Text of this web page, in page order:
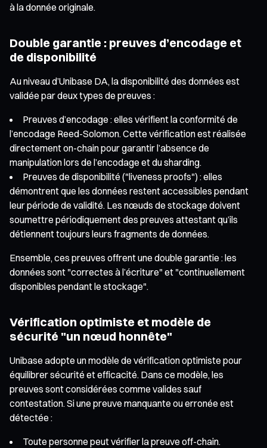
à la donnée originale.
Double garantie : preuves d’encodage et
de disponibilité
Au niveau d’Unibase DA, la disponibilité des données est
validée par deux types de preuves :
Preuves d’encodage : elles vérifient la conformité de
l’encodage Reed-Solomon. Cette vérification est réalisée
directement on-chain pour garantir l’absence de
manipulation lors de l’encodage et du sharding.
Preuves de disponibilité ("liveness proofs") : elles
démontrent que les données restent accessibles pendant
leur période de validité. Les nœuds de stockage doivent
soumettre périodiquement des preuves attestant qu’ils
détiennent toujours leurs fragments de données.
Ensemble, ces preuves offrent une double garantie : les
données sont "correctes à l’écriture" et "continuellement
disponibles pendant le stockage".
Vérification optimiste et modèle de
sécurité "un nœud honnête"
Unibase adopte un modèle de vérification optimiste pour
équilibrer sécurité et efficacité. Dans ce modèle, les
preuves sont considérées comme valides sauf
contestation. Si une preuve manquante ou erronée est
détectée :
Toute personne peut vérifier la preuve off-chain.